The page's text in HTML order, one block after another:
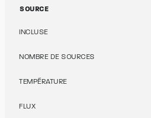
SOURCE
INCLUSE
NOMBRE DE SOURCES
TEMPÉRATURE
FLUX